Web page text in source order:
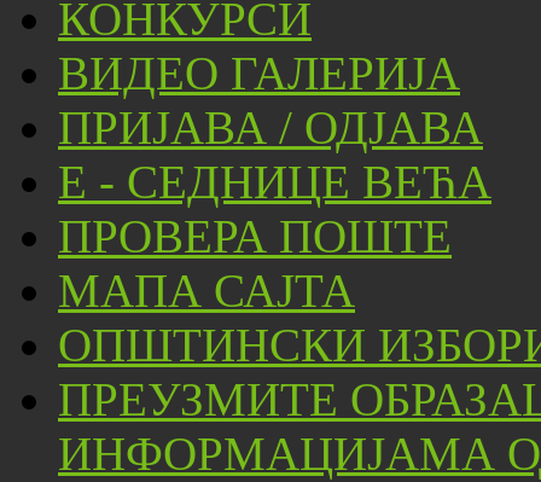
КОНКУРСИ
ВИДЕО ГАЛЕРИЈА
ПРИЈАВА / ОДЈАВА
Е - СЕДНИЦЕ ВЕЋА
ПРОВЕРА ПОШТЕ
МАПА САЈТА
ОПШТИНСКИ
ПРЕУЗМИТЕ
ИНФОРМАЦИЈАМА